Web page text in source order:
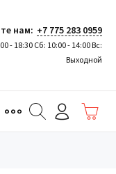
нам: +7 775 283 0959
- 18:30 Сб: 10:00 - 14:00 Вс:
Выходной